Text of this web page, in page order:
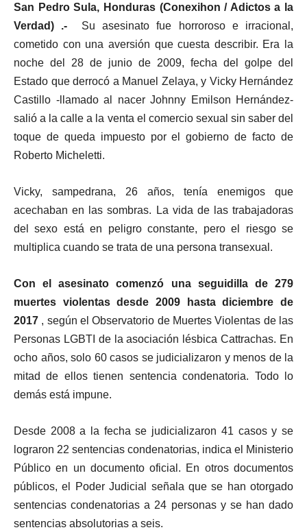
San Pedro Sula, Honduras (Conexihon / Adictos a la
Verdad) .-
Su asesinato fue horroroso e irracional,
cometido con una aversión que cuesta describir. Era la
noche del 28 de junio de 2009, fecha del golpe del
Estado que derrocó a Manuel Zelaya, y Vicky Hernández
Castillo -llamado al nacer Johnny Emilson Hernández-
salió a la calle a la venta el comercio sexual sin saber del
toque de queda impuesto por el gobierno de facto de
Roberto Micheletti.
Vicky, sampedrana, 26 años, tenía enemigos que
acechaban en las sombras. La vida de las trabajadoras
del sexo está en peligro constante, pero el riesgo se
multiplica cuando se trata de una persona transexual.
Con el asesinato comenzó una seguidilla de 279
muertes violentas desde 2009 hasta diciembre de
2017 , según el Observatorio de Muertes Violentas de las
Personas LGBTI de la asociación lésbica Cattrachas. En
ocho años, solo 60 casos se judicializaron y menos de la
mitad de ellos tienen sentencia condenatoria. Todo lo
demás está impune.
Desde 2008 a la fecha se judicializaron 41 casos y se
lograron 22 sentencias condenatorias, indica el Ministerio
Público en un documento oficial. En otros documentos
públicos, el Poder Judicial señala que se han otorgado
sentencias condenatorias a 24 personas y se han dado
sentencias absolutorias a seis.